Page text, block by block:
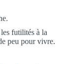
futilités à la
peu pour vivre.